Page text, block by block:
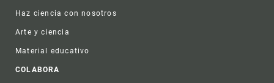
Haz ciencia con nosotros
Arte y ciencia
Material educativo
COLABORA